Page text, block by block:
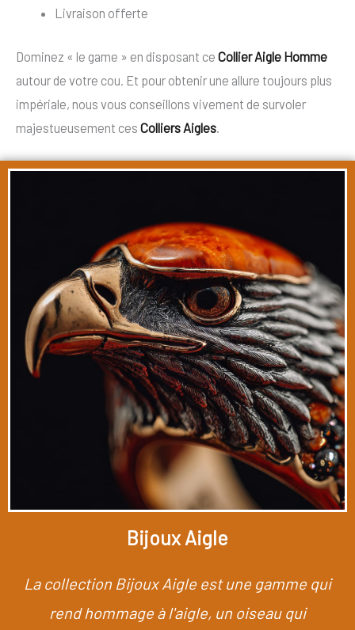
Livraison offerte
Dominez « le game » en disposant ce Collier Aigle Homme
autour de votre cou. Et pour obtenir une allure toujours plus
impériale, nous vous conseillons vivement de survoler
majestueusement ces Colliers Aigles
Bijoux Aigle
La collection Bijoux Aigle est une gamme qui
rend hommage à l'aigle, un oiseau qui